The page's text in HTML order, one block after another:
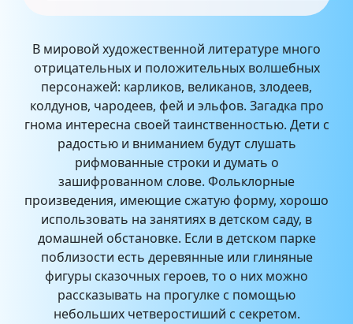
В мировой художественной литературе много
отрицательных и положительных волшебных
персонажей: карликов, великанов, злодеев,
колдунов, чародеев, фей и эльфов. Загадка про
гнома интересна своей таинственностью. Дети с
радостью и вниманием будут слушать
рифмованные строки и думать о
зашифрованном слове. Фольклорные
произведения, имеющие сжатую форму, хорошо
использовать на занятиях в детском саду, в
домашней обстановке. Если в детском парке
поблизости есть деревянные или глиняные
фигуры сказочных героев, то о них можно
рассказывать на прогулке с помощью
небольших четверостиший с секретом.